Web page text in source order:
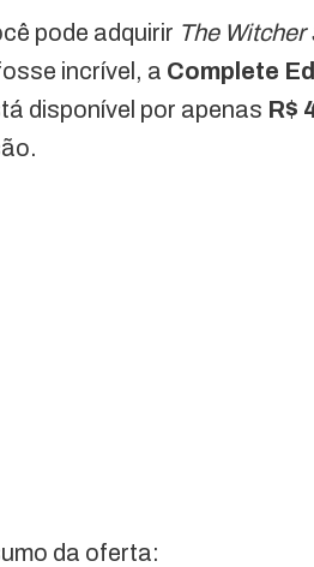
pode adquirir The Witcher
incrível, a Complete
disponível por apenas R$
da oferta: